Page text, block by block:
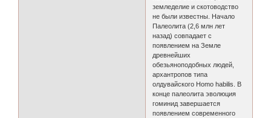
земледелие и скотоводство
не были известны. Начало
Палеолита (2,6 млн лет
назад) совпадает с
появлением на Земле
древнейших
обезьяноподобных людей,
архантропов типа
олдувайского Homo habilis. В
конце палеолита эволюция
гоминид завершается
появлением современного